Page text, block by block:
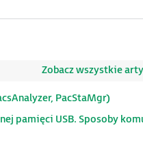
Zobacz wszystkie
PacStaMgr)
pamięci USB. Sposoby